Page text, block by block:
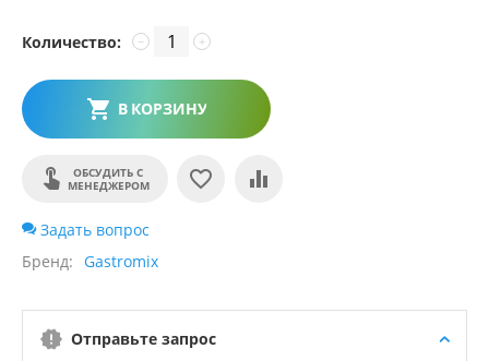
Количество: +
−
В КОРЗИНУ
ОБСУДИТЬ С
МЕНЕДЖЕРОМ
Задать вопрос
Бренд
Gastromix
Отправьте запрос